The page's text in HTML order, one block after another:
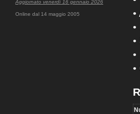
Aggiornato venerdì 16 gennaio 2026
Online dal 14 maggio 2005